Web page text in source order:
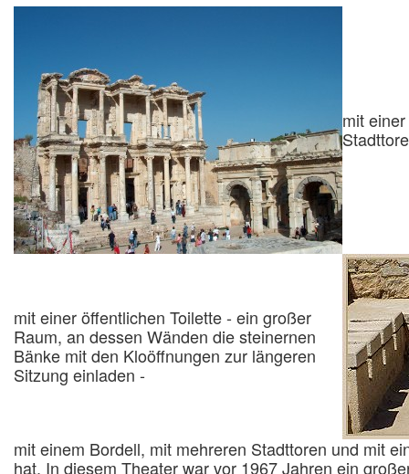
mit
mit einer öffentlichen Toilette - ein großer
Raum, an dessen Wänden die steinernen
Bänke mit den Kloöffnungen zur längeren
Sitzung einladen -
mit einem Bordell, mit mehreren Stadttoren und mit
hat. In diesem Theater war vor 1967 Jahren ein